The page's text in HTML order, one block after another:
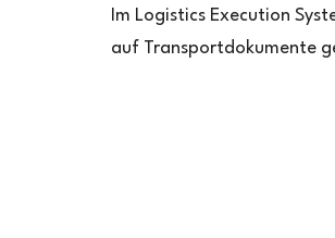
Im Logistics Execution
auf Transportdokumente